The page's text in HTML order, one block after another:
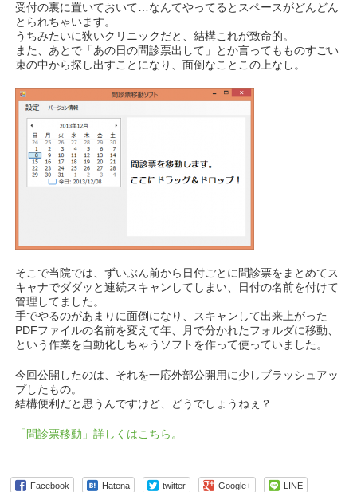
受付の裏に置いておいて…なんてやってるとスペースがどんどん
とられちゃいます。
うちみたいに狭いクリニックだと、結構これが致命的。
また、あとで「あの日の問診票出して」とか言ってもものすごい
束の中から探し出すことになり、面倒なことこの上なし。
そこで当院では、ずいぶん前から日付ごとに問診票をまとめてス
キャナでダダッと連続スキャンしてしまい、日付の名前を付けて
管理してました。
手でやるのがあまりに面倒になり、スキャンして出来上がった
PDFファイルの名前を変えて年、月で分かれたフォルダに移動、
という作業を自動化しちゃうソフトを作って使っていました。
今回公開したのは、それを一応外部公開用に少しブラッシュアッ
プしたもの。
結構便利だと思うんですけど、どうでしょうねぇ？
「問診票移動」詳しくはこちら。
Facebook Hatena twitter Google+ LINE